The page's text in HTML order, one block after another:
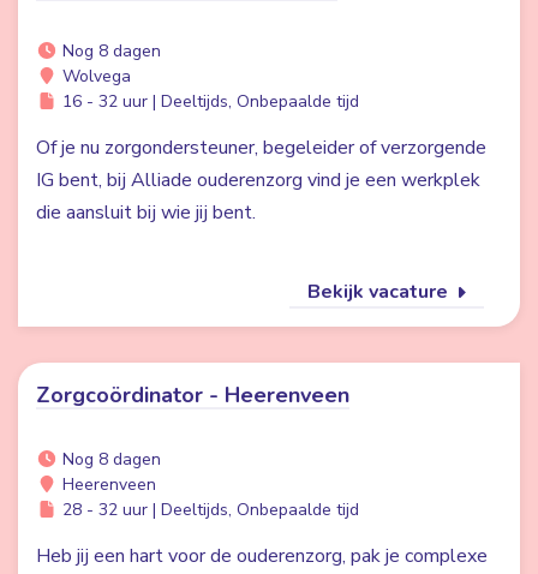
Nog 8 dagen
Wolvega
16 - 32 uur | Deeltijds, Onbepaalde tijd
Of je nu zorgondersteuner, begeleider of verzorgende
IG bent, bij Alliade ouderenzorg vind je een werkplek
die aansluit bij wie jij bent.
Bekijk vacature
Zorgcoördinator - Heerenveen
Nog 8 dagen
Heerenveen
28 - 32 uur | Deeltijds, Onbepaalde tijd
Heb jij een hart voor de ouderenzorg, pak je complexe